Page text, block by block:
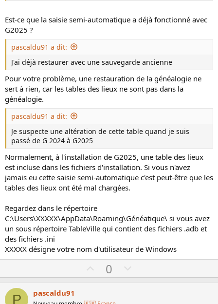
Est-ce que la saisie semi-automatique a déjà fonctionné avec
G2025 ?
pascaldu91 a dit:
J'ai déjà restaurer avec une sauvegarde ancienne
Pour votre problème, une restauration de la généalogie ne
sert à rien, car les tables des lieux ne sont pas dans la
généalogie.
pascaldu91 a dit:
Je suspecte une altération de cette table quand je suis
passé de G 2024 à G2025
Normalement, à l'installation de G2025, une table des lieux
est incluse dans les fichiers d'installation. Si vous n'avez
jamais eu cette saisie semi-automatique c'est peut-être que les
tables des lieux ont été mal chargées.
Regardez dans le répertoire
C:\Users\XXXXX\AppData\Roaming\Généatique\ si vous avez
un sous répertoire TableVille qui contient des fichiers .adb et
des fichiers .ini
XXXXX désigne votre nom d'utilisateur de Windows
U
p
0
o
P pascaldu91